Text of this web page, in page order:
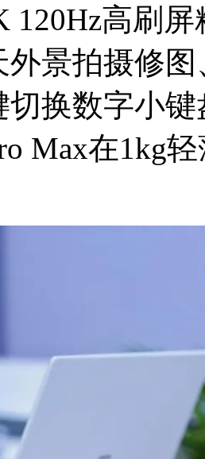
120Hz高刷
景拍摄修图
切换数字小键
Max在1kg